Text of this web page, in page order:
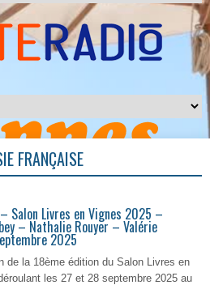
FRANÇAISE
Salon Livres en Vignes 2025 –
– Nathalie Rouyer – Valérie
2025
de la 18ème édition du Salon Livres en
les 27 et 28 septembre 2025 au